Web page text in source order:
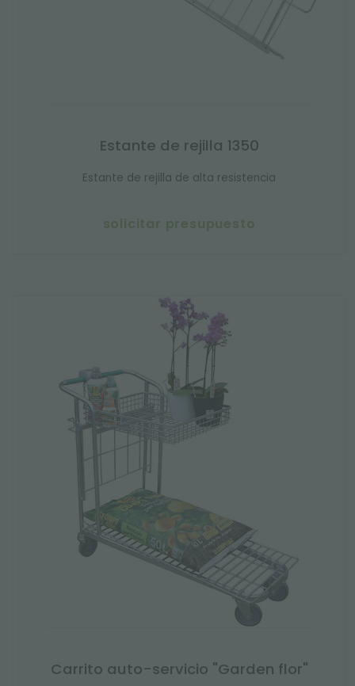
Estante de rejilla 1350
Estante de rejilla de alta resistencia
solicitar presupuesto
Carrito auto-servicio "Garden flor"